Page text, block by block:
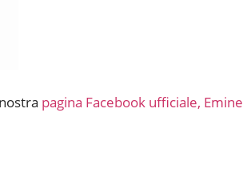
pagina Facebook ufficiale,